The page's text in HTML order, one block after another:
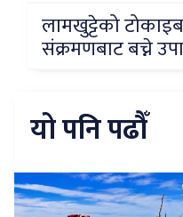
लामखुट्टेको
संक्रमणबाट बच्ने
यो पनि पढौँ